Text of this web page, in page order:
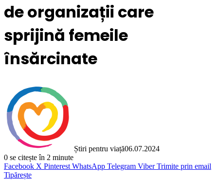
de organizații care
sprijină femeile
însărcinate
Știri pentru viață06.07.2024
0 se citește în 2 minute
Facebook X Pinterest WhatsApp Telegram Viber Trimite prin email
Tipărește